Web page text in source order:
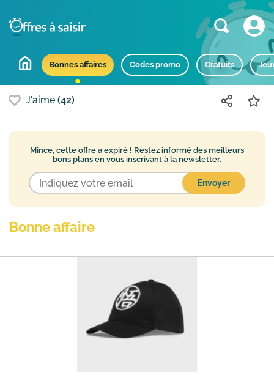
Bonnes affaires Codes promo Gratuits
J'aime (42)
Mince, cette offre a expiré ! Restez informé des meilleurs
bons plans en vous inscrivant à la newsletter.
Bonne affaire
Bons plans populaires